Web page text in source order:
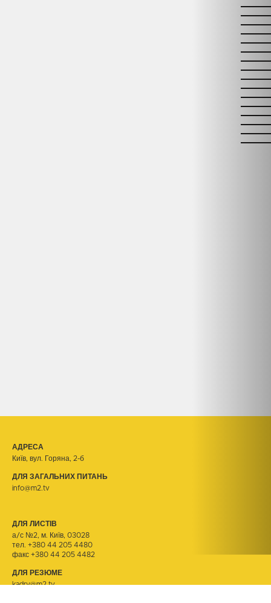
АДРЕСА
Київ, вул. Горяна, 2-б
ДЛЯ ЗАГАЛЬНИХ ПИТАНЬ
info@m2.tv
ДЛЯ ЛИСТІВ
а/с №2, м. Київ, 03028
тел. +380 44 205 4480
факс +380 44 205 4482
ДЛЯ РЕЗЮМЕ
kadry@m2.tv